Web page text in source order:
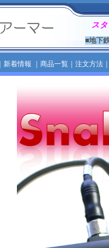
ス
■地下
新着情報 商品一覧｜ 注文方法